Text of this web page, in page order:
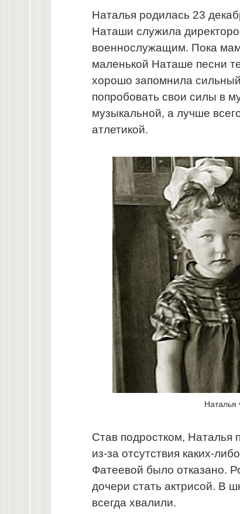
Наталья родилась 23
Наташи служила
военнослужащим. Пока
маленькой Наташе песни
хорошо запомнила
попробовать свои силы в
музыкальной, а лучше
атлетикой.
Наталья
Став подростком, Наталья
из-за отсутствия каких-
Фатеевой было отказано.
дочери стать актрисой. В
всегда хвалили.